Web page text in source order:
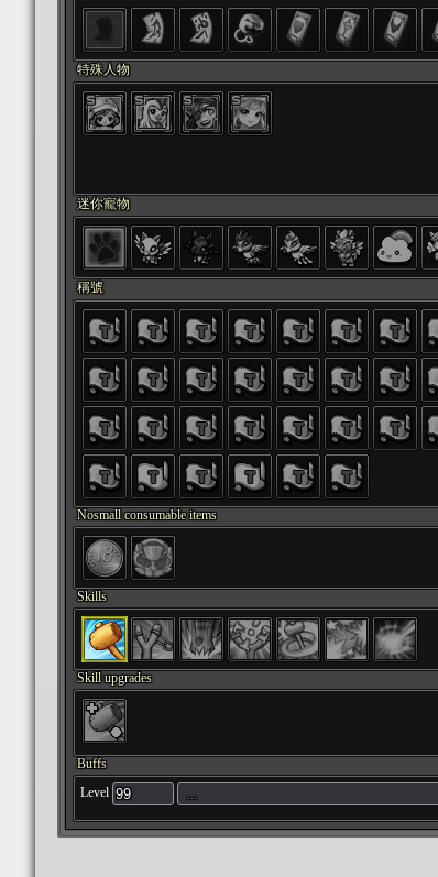
特殊人物
迷你寵物
稱號
Nosmall consumable items
Skills
Skill upgrades
Buffs
Level
...